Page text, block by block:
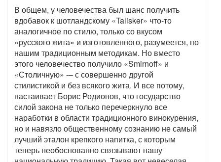
В общем, у человечества был шанс получить
вдобавок к шотландскому «Talisker» что-то
аналогичное по стилю, только со вкусом
«русского жита» и изготовленного, разумеется, по
нашим традиционным методикам. Но вместо
этого человечество получило «Smirnoff» и
«Столичную» -– с совершенно другой
стилистикой и без всякого жита. И все потому,
настаивает Борис Родионов, что государство
силой закона не только перечеркнуло все
наработки в области традиционного винокурения,
но и навязло общественному сознанию не самый
лучший эталон крепкого напитка, с которым
теперь необоснованно связывают нашу